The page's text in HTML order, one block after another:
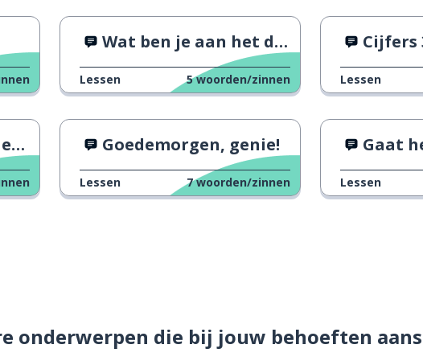
Wat ben je aan het doen?
Lessen 5 woorden/zinnen
Cijfers
Lessen
Goedemorgen, genie!
Lessen 7 woorden/zinnen
Gaat
Lessen
onderwerpen die bij jouw behoeften